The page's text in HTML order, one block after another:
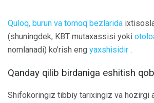
Quloq, burun va tomoq bezlarida
(shuningdek, KBT mutaxassisi yoki
nomlanadi) ko'rish eng yaxshisidir .
Qanday qilib birdaniga eshitish
Shifokoringiz tibbiy tarixingiz va hozirgi